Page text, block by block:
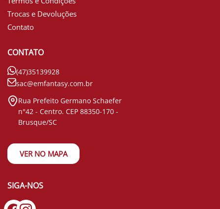
Trocas e Devoluções
Contato
CONTATO
(47)35139928
sac@emfantasy.com.br
Rua Prefeito Germano Schaefer
n°42 - Centro. CEP 88350-170 -
Brusque/SC
VER NO MAPA
SIGA-NOS